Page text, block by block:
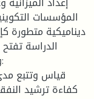
المؤسسات
ديناميكية متطورة
الدراسة تفتح
كفاءة ترشيد